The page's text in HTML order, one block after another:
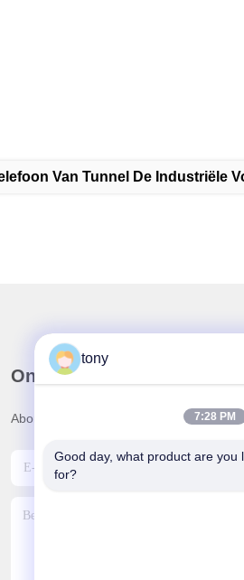
Van Tunnel De Industriële
Onze Nieuwsbrief
Abonneer u op onze nieuwsbrief voor
tony
7:28 PM
Good day, what product are you
for?